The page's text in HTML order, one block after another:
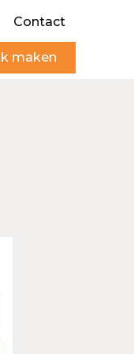
Contact
maken